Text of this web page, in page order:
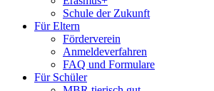
Schule der Zukunft
Für Eltern
Förderverein
Anmeldeverfahren
FAQ und Formulare
Für Schüler